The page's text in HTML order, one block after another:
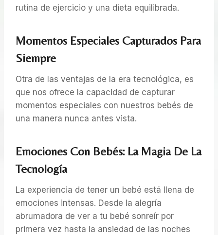
rutina de ejercicio y una dieta equilibrada.
Momentos Especiales Capturados Para
Siempre
Otra de las ventajas de la era tecnológica, es
que nos ofrece la capacidad de capturar
momentos especiales con nuestros bebés de
una manera nunca antes vista.
Emociones Con Bebés: La Magia De La
Tecnología
La experiencia de tener un bebé está llena de
emociones intensas. Desde la alegría
abrumadora de ver a tu bebé sonreír por
primera vez hasta la ansiedad de las noches